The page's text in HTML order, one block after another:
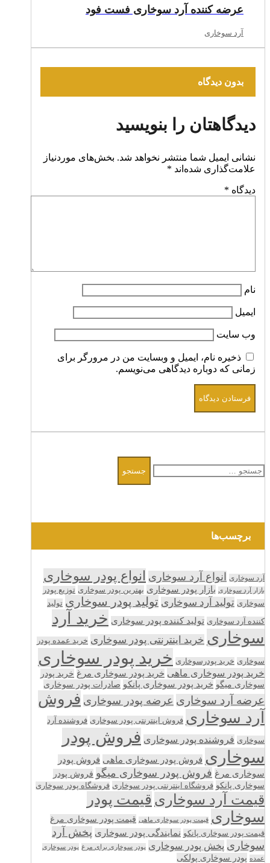
عرضه‌ کننده آرد سوخاری فست فود
آرد سوخاری
بدون دیدگاه
دیدگاهتان را بنویسید
نشانی ایمیل شما منتشر نخواهد شد. بخش‌های موردنیاز
علامت‌گذاری شده‌اند *
دیدگاه *
نام
ایمیل
وب‌ سایت
ذخیره نام، ایمیل و وبسایت من در مرورگر برای
زمانی که دوباره دیدگاهی می‌نویسم.
برای:
برچسب‌ها
آرد سوخاری انواع آرد سوخاری انواع پودر سوخاری
بازار آرد سوخاری بازار پودر سوخاری بهترین پودر سوخاری توزیع پودر
سوخاری تولید آرد سوخاری تولید پودر سوخاری تولید
کننده آرد سوخاری تولید کننده پودر سوخاری خرید آرد
سوخاری خرید اینترنتی پودر سوخاری خرید عمده پودر
سوخاری خرید پودرسوخاری خرید پودر سوخاری
خرید پودر سوخاری ماهی خرید پودر سوخاری مرغ خرید پودر
سوخاری میگو خرید پودر سوخاری پانکو صادرات پودر سوخاری
عرضه آرد سوخاری عرضه پودر سوخاری فروش
آرد سوخاری فروش اینترنتی پودر سوخاری فروشنده آرد
سوخاری فروشنده پودر سوخاری فروش پودر
سوخاری فروش پودر سوخاری ماهی فروش پودر
سوخاری مرغ فروش پودر سوخاری میگو فروش پودر
سوخاری پانکو فروشگاه اینترنتی پودر سوخاری فروشگاه پودر سوخاری
قیمت آرد سوخاری قیمت پودر
سوخاری قیمت پودر سوخاری ماهی قیمت پودر سوخاری مرغ
قیمت پودر سوخاری پانکو نمایندگی پودر سوخاری پخش آرد
سوخاری پخش پودر سوخاری پودر سوخاری برای مرغ پودر سوخاری
عمده پودر سوخاری پولکی